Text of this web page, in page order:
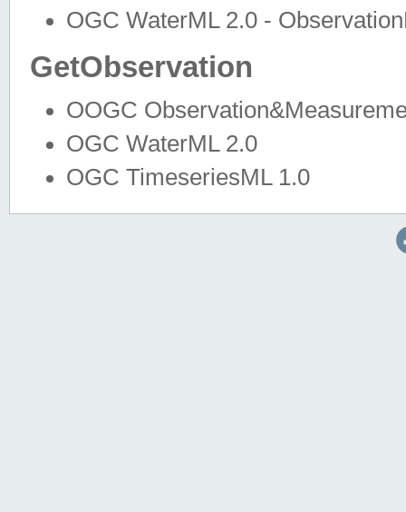
OGC WaterML 2.0 -
GetObservation
OOGC
OGC WaterML 2.0
OGC TimeseriesML 1.0